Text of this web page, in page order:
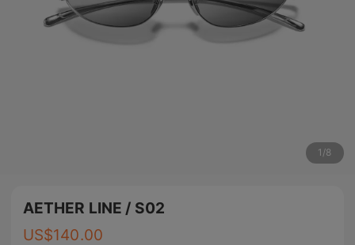
1 /8
AETHER LINE / S02
US$140.00